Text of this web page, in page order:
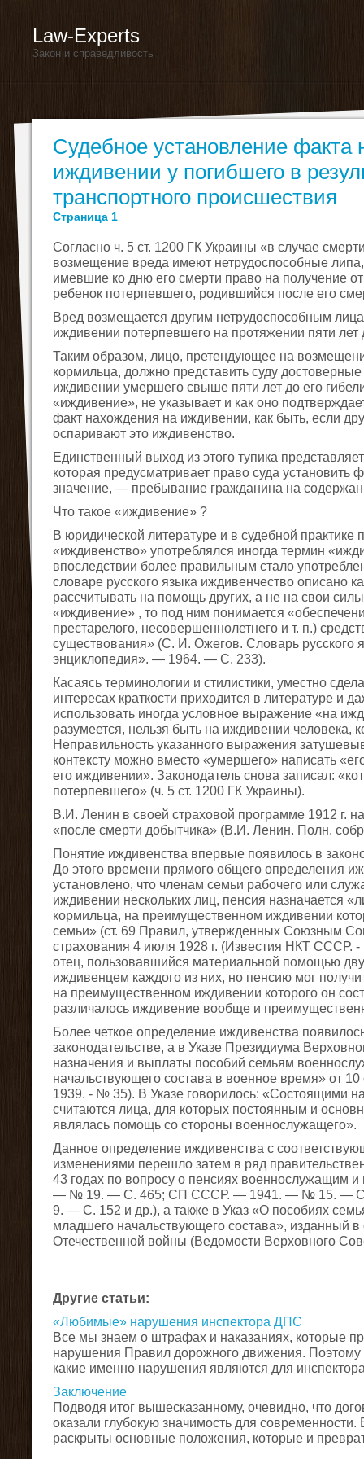
Law-Experts
Закон и справедливость
Судебное установление факта
иждивении у погибшего в
транспортного происшествия
Страница 1
Согласно ч. 5 ст. 1200 ГК Украины «в случае
возмещение вреда имеют нетрудоспособные
имевшие ко дню его смерти право на получение
ребенок потерпевшего, родившийся после его
Вред возмещается другим нетрудоспособным
иждивении потерпевшего на протяжении пяти лет
Таким образом, лицо, претендующее на
кормильца, должно представить суду
иждивении умершего свыше пяти лет до его
«иждивение», не указывает и как оно
факт нахождения на иждивении, как быть, если
оспаривают это иждивенство.
Единственный выход из этого тупика
которая предусматривает право суда
значение, — пребывание гражданина на
Что такое «иждивение» ?
В юридической литературе и в судебной
«иждивенство» употреблялся иногда термин
впоследствии более правильным стало
словаре русского языка иждивенчество описано
рассчитывать на помощь других, а не на свои
«иждивение» , то под ним понимается
престарелого, несовершеннолетнего и т. п.)
существования» (С. И. Ожегов. Словарь русского
энциклопедия». — 1964. — С. 233).
Касаясь терминологии и стилистики, уместно
интересах краткости приходится в литературе и
использовать иногда условное выражение «на
разумеется, нельзя быть на иждивении человека,
Неправильность указанного выражения
контексту можно вместо «умершего» написать
его иждивении». Законодатель снова записал:
потерпевшего» (ч. 5 ст. 1200 ГК Украины).
В.И. Ленин в своей страховой программе 1912 г.
«после смерти добытчика» (В.И. Ленин. Полн.
Понятие иждивенства впервые появилось в
До этого времени прямого общего определения
установлено, что членам семьи рабочего или
иждивении нескольких лиц, пенсия назначается
кормильца, на преимущественном иждивении
семьи» (ст. 69 Правил, утвержденных Союзным
страхования 4 июля 1928 г. (Известия НКТ СССР.
отец, пользовавшийся материальной помощью
иждивенцем каждого из них, но пенсию мог
на преимущественном иждивении которого он
различалось иждивение вообще и
Более четкое определение иждивенства
законодательстве, а в Указе Президиума
назначения и выплаты пособий семьям
начальствующего состава в военное время» от
1939. - № 35). В Указе говорилось: «Состоящими
считаются лица, для которых постоянным и
являлась помощь со стороны военнослужащего».
Данное определение иждивенства с
изменениями перешло затем в ряд
43 годах по вопросу о пенсиях
— № 19. — С. 465; СП СССР. — 1941. — № 15. —
9. — С. 152 и др.), а также в Указ «О пособиях
младшего начальствующего состава», изданный
Отечественной войны (Ведомости Верховного
Другие статьи:
«Любимые» нарушения инспектора ДПС
Все мы знаем о штрафах и наказаниях, которые
нарушения Правил дорожного движения. Поэтому
какие именно нарушения являются для
Заключение
Подводя итог вышесказанному, очевидно, что
оказали глубокую значимость для
раскрыты основные положения, которые и